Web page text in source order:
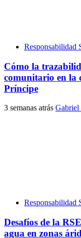
Responsabilidad
Cómo la
comunitario en la
Príncipe
3 semanas atrás Gabriel
Responsabilidad
Desafíos de la
agua en zonas